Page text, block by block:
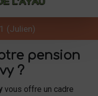
(Julien)
pension
?
vous offre un cadre